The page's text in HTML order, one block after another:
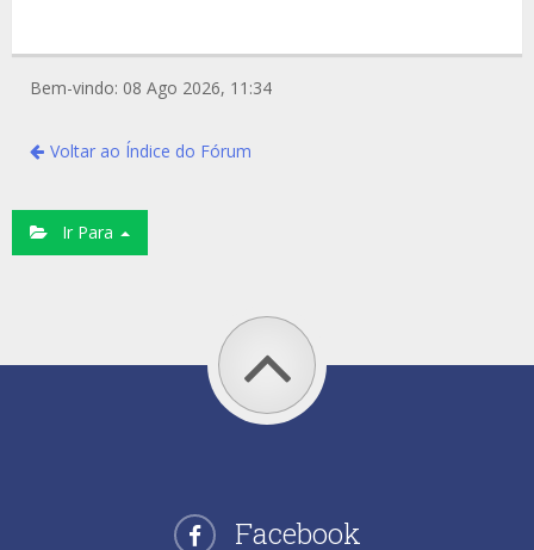
Bem-vindo: 08 Ago 2026, 11:34
Voltar ao Índice do Fórum
Ir Para
Facebook